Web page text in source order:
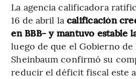
La agencia calificadora
16 de abril la calificación
en BBB- y mantuvo estable
luego de que el Gobierno
Sheinbaum confirmó su
reducir el déficit fiscal este